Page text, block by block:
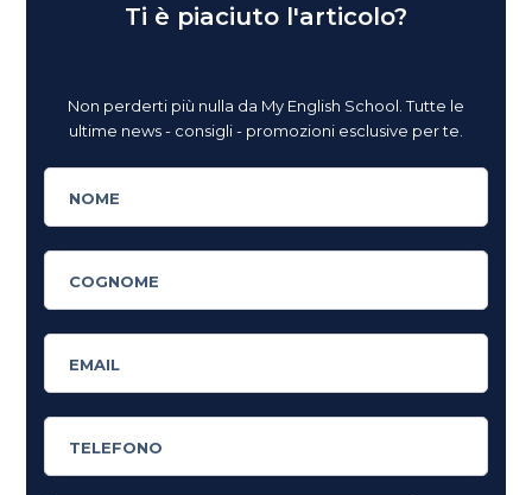
Ti è piaciuto l'articolo?
Non perderti più nulla da My English School. Tutte le
ultime news - consigli - promozioni esclusive per te.